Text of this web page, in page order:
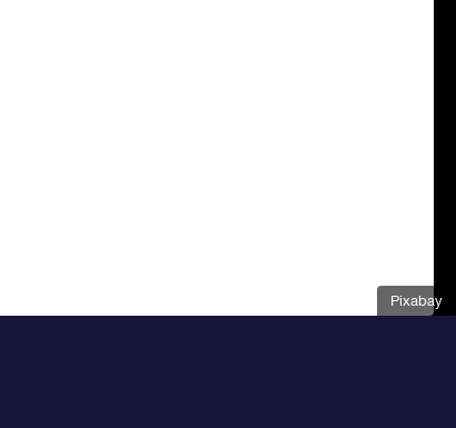
Pixabay